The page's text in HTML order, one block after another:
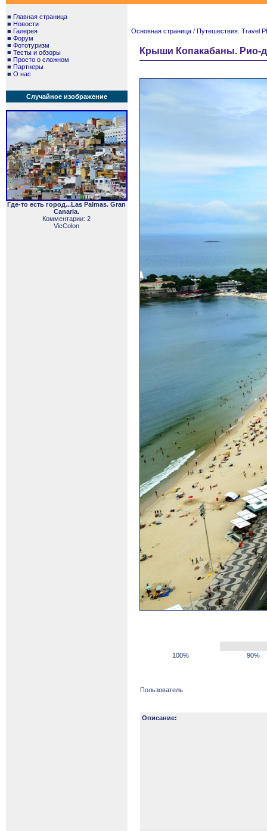
■ Главная страница
■ Новости
■ Галерея
■ Форум
■ Фототуризм
■ Тесты и обзоры
■ Просто о сложном
■ Партнеры
■ О нас
Случайное изображение
Где-то есть город...Las Palmas. Gran
Canaria.
Комментарии: 2
VicColon
Основная страница / Путешествия. Travel
Крыши Копакабаны. Рио-
100% 90%
Пользователь
Описание: